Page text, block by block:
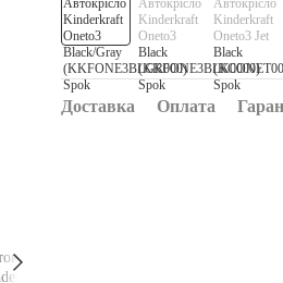
Доставка Оплата